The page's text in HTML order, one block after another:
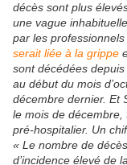
décès sont plus
une vague
par les
serait liée à la grippe
sont décédées
au début du mois
décembre dernier. Et
le mois de
pré-hospitalier. Un
« Le nombre de
d’incidence élevé de